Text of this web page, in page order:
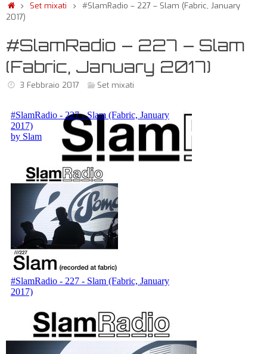
Set mixati
#SlamRadio – 227 – Slam (Fabric, January
2017)
#SlamRadio – 227 – Slam
(Fabric, January 2017)
3 Febbraio 2017 Set mixati